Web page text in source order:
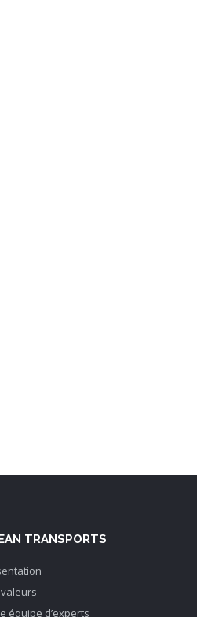
TRANSPORTS
équipe d’experts